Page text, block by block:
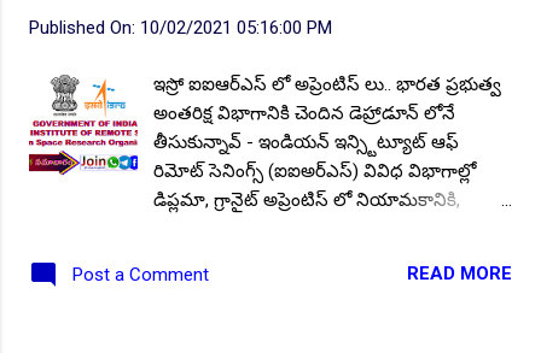
అప్రెంటీస్- 100, విభాగాలు: మెకానికల్, ఎలక్ట్రికల్
కమ్యూనికేషన్, కంప్యూటర్ సైన్స్, ఐటీ, మెటలర్జీ,
ఇన్స్ట్రుమెంటేషన్, సివిల్.. మొదలగునవి.
విద్యార్హత: గుర్తింపు పొందిన యూనివర్సిటీ లేదా
ఇన్స్టిట్యూట్ నుండి సంబంధి...
Published On: 10/02/2021 05:16:00 PM
ఇస్రో ఐఐఆర్ఎస్ లో అప్రెంటిస్ లు.. భారత ప్రభుత్వ
అంతరిక్ష విభాగానికి చెందిన డెహ్రాడూన్ లోనే
తీసుకున్నావ్ - ఇండియన్ ఇన్స్టిట్యూట్ ఆఫ్
రిమోట్ సెనింగ్స్ (ఐఐఅర్ఎస్) వివిధ విభాగాల్లో
డిప్లమా, గ్రానైట్ అప్రెంటిస్ లో నియామకానికి,
కలిగిన అభ్యర్థుల నుండి ఆన్లైన్లో దరఖాస్తులను
Post a Comment READ MORE